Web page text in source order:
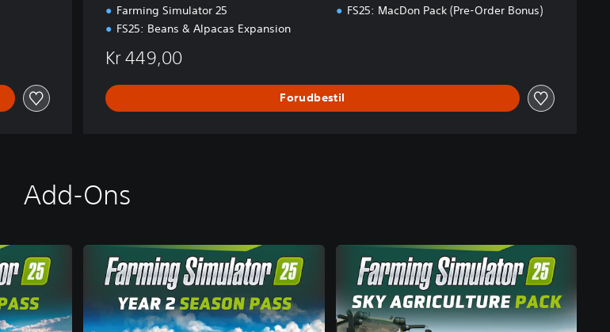
Farming Simulator 25
FS25: Beans & Alpacas Expansion
FS25: MacDon Pack (Pre-Order Bonus)
Kr 449,00
Forudbestil
Add-Ons